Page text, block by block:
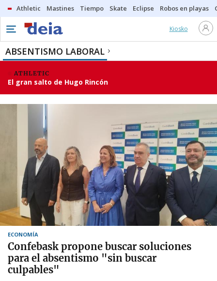
Athletic Mastines Tiempo Skate Eclipse Robos en playas
Kiosko
ABSENTISMO LABORAL
ATHLETIC
El gran salto de Hugo Rincón
ECONOMÍA
Confebask propone buscar soluciones
para el absentismo "sin buscar
culpables"